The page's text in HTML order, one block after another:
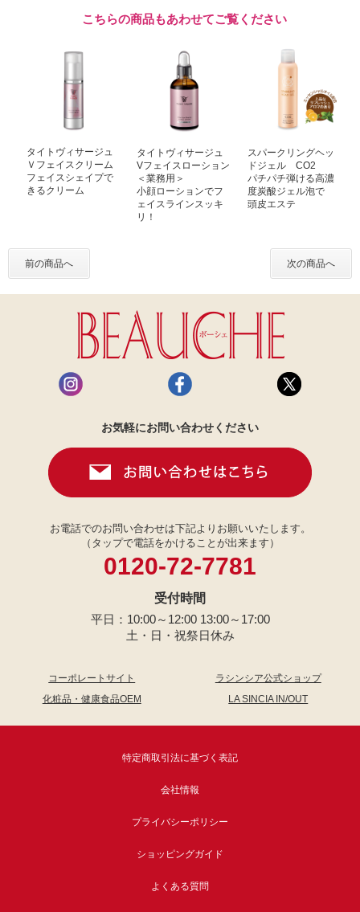
こちらの商品もあわせてご覧ください
タイトヴィサージュ
Ｖフェイスクリーム
フェイスシェイプで
きるクリーム
タイトヴィサージュ
Vフェイスローション
＜業務用＞
小顔ローションでフ
ェイスラインスッキ
リ！
スパークリングヘッ
ドジェル CO2
パチパチ弾ける高濃
度炭酸ジェル泡で
頭皮エステ
前の商品へ 次の商品へ
お気軽にお問い合わせください
お電話でのお問い合わせは下記よりお願いいたします。
（タップで電話をかけることが出来ます）
0120-72-7781
受付時間
平日：10:00～12:00 13:00～17:00
土・日・祝祭日休み
コーポレートサイト
ラシンシア公式ショップ
化粧品・健康食品OEM
LA SINCIA IN/OUT
特定商取引法に基づく表記
会社情報
プライバシーポリシー
ショッピングガイド
よくある質問